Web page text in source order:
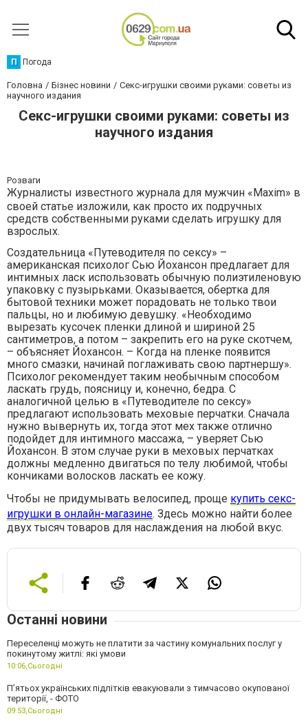
П Погода
Головна Бізнес новини
Секс-игрушки своими руками: советы из
научного издания
Секс-игрушки своими руками: советы из
научного издания
Розваги
Журналисты известного журнала для мужчин «Maxim» в
своей статье изложили, как просто их подручных
средств собственными руками сделать игрушку для
взрослых.
Создательница «Путеводителя по сексу» –
американская психолог Сью Йохансон предлагает для
интимных ласк использовать обычную полиэтиленовую
упаковку с пузырьками. Оказывается, обертка для
бытовой техники может порадовать не только твои
пальцы, но и любимую девушку. «Необходимо
вырезать кусочек пленки длиной и шириной 25
сантиметров, а потом – закрепить его на руке скотчем,
– объясняет Йохансон. – Когда на пленке появится
много смазки, начинай поглаживать свою партнершу».
Психолог рекомендует таким необычным способом
ласкать грудь, поясницу и, конечно, бедра. С
аналогичной целью в «Путеводителе по сексу»
предлагают использовать меховые перчатки. Сначала
нужно вывернуть их, тогда этот мех также отлично
подойдет для интимного массажа, – уверяет Сью
Йохансон. В этом случае руки в меховых перчатках
должны медленно двигаться по телу любимой, чтобы
кончиками волосков ласкать ее кожу.
Чтобы не придумывать велосипед, проще купить секс-
игрушки в онлайн-магазине. Здесь можно найти более
двух тысяч товаров для наслаждения на любой вкус.
Останні новини
Переселенці можуть не платити за частину комунальних послуг у
покинутому житлі: які умови
10:06,Сьогодні
П’ятьох українських підлітків евакуювали з тимчасово окупованої
території, - ФОТО
09:53,Сьогодні